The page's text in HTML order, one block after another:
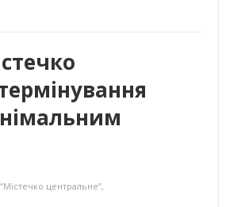
“Містечко центральне”,